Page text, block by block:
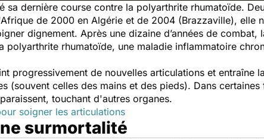
sa dernière course contre la polyarthrite rhumatoïde.
de 2000 en Algérie et de 2004 (Brazzaville), elle
dignement. Après une dizaine d’années de combat,
polyarthrite rhumatoïde, une maladie inflammatoire
progressivement de nouvelles articulations et entraîne
(souvent celles des mains et des pieds). Dans
touchant d'autres organes.
soigner les articulations
surmortalité